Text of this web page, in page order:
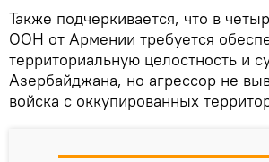
Также подчеркивается, что в
ООН от Армении требуется
территориальную целостность и
Азербайджана, но агрессор не
войска с оккупированных